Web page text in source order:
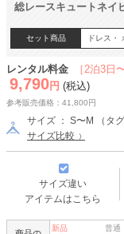
総レースキュートネイ
セット商品 ドレス・
［2泊3日
レンタル料金
9,790 円 (税込)
参考販売価格：41,800円
サイズ ： S〜M （タグ
サイズ比較
サイズ違い
アイテムはこちら
新品
普通